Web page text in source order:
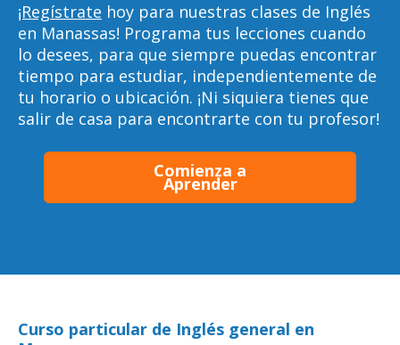
¡Regístrate hoy para nuestras clases de Inglés
en Manassas! Programa tus lecciones cuando
lo desees, para que siempre puedas encontrar
tiempo para estudiar, independientemente de
tu horario o ubicación. ¡Ni siquiera tienes que
salir de casa para encontrarte con tu profesor!
Comienza a
Aprender
Curso particular de Inglés general en